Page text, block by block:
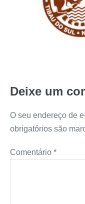
Deixe um
O seu endereço de
obrigatórios são
Comentário *